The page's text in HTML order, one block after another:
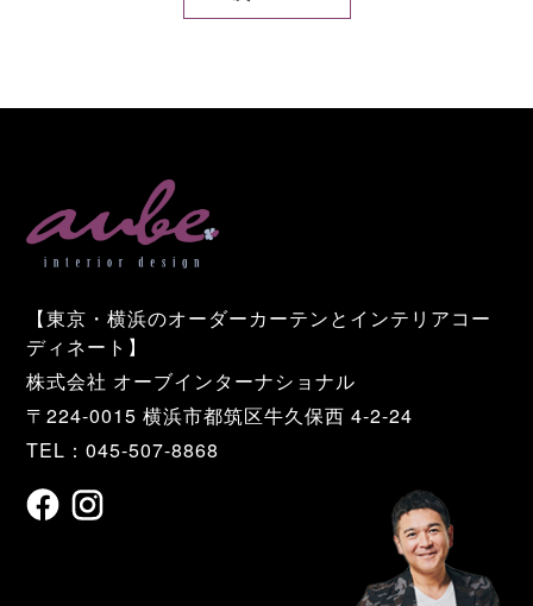
【東京・横浜のオーダーカーテンとインテリアコー
ディネート】
株式会社 オーブインターナショナル
〒224-0015 横浜市都筑区牛久保西 4-2-24
TEL：045-507-8868